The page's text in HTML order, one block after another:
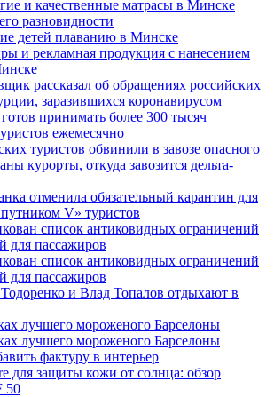
и качественные матрасы в Минске
разновидности
детей плаванию в Минске
и рекламная продукция с нанесением
рассказал об обращениях российских
заразившихся коронавирусом
принимать более 300 тысяч
ежемесячно
туристов обвинили в завозе опасного
курорты, откуда завозится дельта-
отменила обязательный карантин для
V» туристов
список антиковидных ограничений
для пассажиров
список антиковидных ограничений
для пассажиров
и Влад Топалов отдыхают в
лучшего мороженого Барселоны
лучшего мороженого Барселоны
фактуру в интерьер
для защиты кожи от солнца: обзор
50